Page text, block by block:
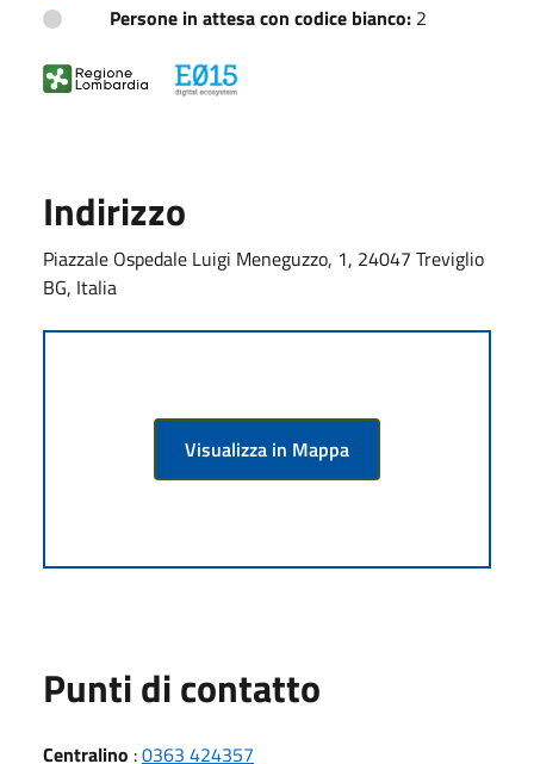
Persone in attesa con codice bianco: 2
Indirizzo
Piazzale Ospedale Luigi Meneguzzo, 1, 24047 Treviglio
BG, Italia
Visualizza in Mappa
Punti di contatto
Centralino :0363 424357